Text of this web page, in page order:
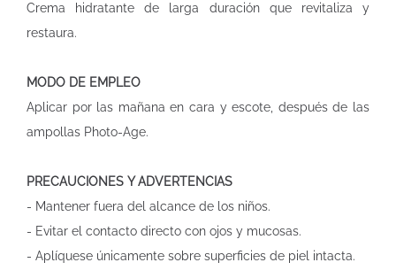
Crema hidratante de larga duración que revitaliza y
restaura.
MODO DE EMPLEO
Aplicar por las mañana en cara y escote, después de las
ampollas Photo-Age.
PRECAUCIONES Y ADVERTENCIAS
- Mantener fuera del alcance de los niños.
- Evitar el contacto directo con ojos y mucosas.
- Aplíquese únicamente sobre superficies de piel intacta.